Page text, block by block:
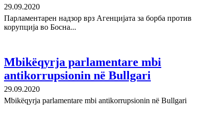
29.09.2020
Парламентарен надзор врз Агенцијата за борба против
корупција во Босна...
Mbikëqyrja parlamentare mbi
antikorrupsionin në Bullgari
29.09.2020
Mbikëqyrja parlamentare mbi antikorrupsionin në Bullgari